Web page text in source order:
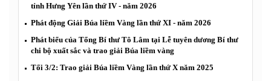
tỉnh Hưng Yên lần thứ IV - năm 2026
Phát động Giải Búa liềm Vàng lần thứ XI - năm 2026
Phát biểu của Tổng Bí thư Tô Lâm tại Lễ tuyên dương Bí thư
chi bộ xuất sắc và trao giải Búa liềm vàng
Tối 3/2: Trao giải Búa liềm Vàng lần thứ X năm 2025